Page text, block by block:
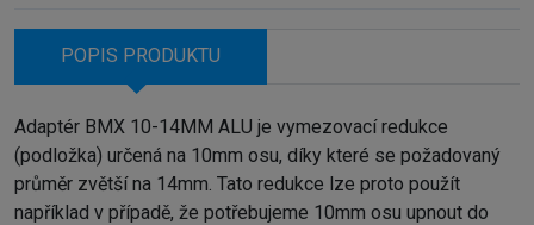
POPIS PRODUKTU
Adaptér BMX 10-14MM ALU je vymezovací redukce
(podložka) určená na 10mm osu, díky které se požadovaný
průměr zvětší na 14mm. Tato redukce lze proto použít
například v případě, že potřebujeme 10mm osu upnout do